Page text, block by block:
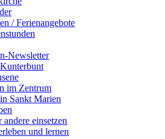
/ Ferienangebote
Newsletter
im Zentrum
Sankt Marien
andere einsetzen
und lernen